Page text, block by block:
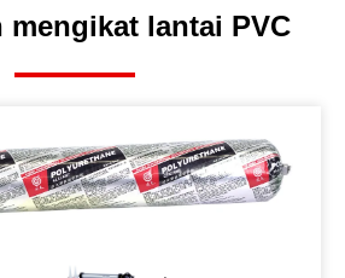
mengikat lantai PVC